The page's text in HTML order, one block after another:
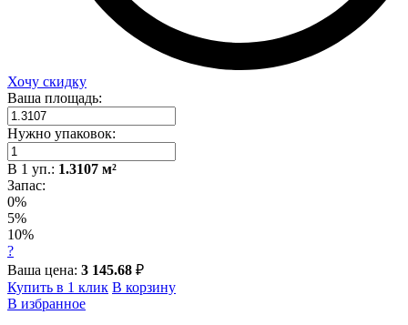
Хочу скидку
Ваша площадь:
Нужно упаковок:
В 1 уп.: 1.3107 м²
Запас:
0%
5%
10%
?
Ваша цена: 3 145.68 ₽
Купить в 1 клик В корзину
В избранное